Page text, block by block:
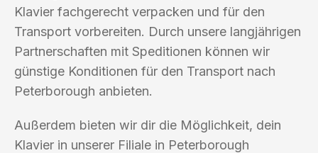
Klavier fachgerecht verpacken und für den
Transport vorbereiten. Durch unsere langjährigen
Partnerschaften mit Speditionen können wir
günstige Konditionen für den Transport nach
Peterborough anbieten.
Außerdem bieten wir dir die Möglichkeit, dein
Klavier in unserer Filiale in Peterborough